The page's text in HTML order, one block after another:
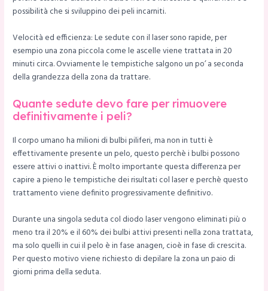
possibilità che si sviluppino dei peli incarniti.
Velocità ed efficienza: Le sedute con il laser sono rapide, per
esempio una zona piccola come le ascelle viene trattata in 20
minuti circa. Ovviamente le tempistiche salgono un po’ a seconda
della grandezza della zona da trattare.
Quante sedute devo fare per rimuovere
definitivamente i peli?
Il corpo umano ha milioni di bulbi piliferi, ma non in tutti è
effettivamente presente un pelo, questo perchè i bulbi possono
essere attivi o inattivi. È molto importante questa differenza per
capire a pieno le tempistiche dei risultati col laser e perchè questo
trattamento viene definito progressivamente definitivo.
Durante una singola seduta col diodo laser vengono eliminati più o
meno tra il 20% e il 60% dei bulbi attivi presenti nella zona trattata,
ma solo quelli in cui il pelo è in fase anagen, cioè in fase di crescita.
Per questo motivo viene richiesto di depilare la zona un paio di
giorni prima della seduta.